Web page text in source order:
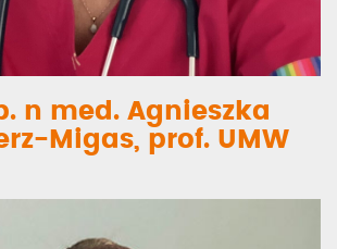
n med. Agnieszka
Migas, prof. UMW